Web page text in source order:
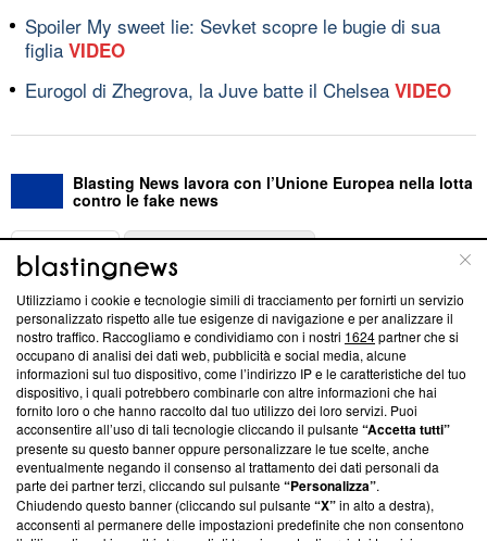
Spoiler My sweet lie: Sevket scopre le bugie di sua
figlia VIDEO
Eurogol di Zhegrova, la Juve batte il Chelsea VIDEO
Blasting News lavora con l’Unione Europea nella lotta
contro le fake news
ABOUT
Questa sezione offre informazioni trasparenti su Blasting
News, sui nostri processi editoriali e su come ci impegniamo a
creare news di qualità. Inoltre, afferma la nostra aderenza a
‘Trust Project - News with Integrity’Blasting News non è
ancora membro del programma, ma ha richiesto di farne
parte; Trust Project non ha ancora effettuato una verifica di
conformità agli standard.
Su di noi
Team editoriale
Utilizziamo i cookie e tecnologie simili di tracciamento per fornirti un servizio
personalizzato rispetto alle tue esigenze di navigazione e per analizzare il
nostro traffico. Raccogliamo e condividiamo con i nostri 1624partner che si
occupano di analisi dei dati web, pubblicità e social media, alcune
informazioni sul tuo dispositivo, come l’indirizzo IP e le caratteristiche del tuo
dispositivo, i quali potrebbero combinarle con altre informazioni che hai
fornito loro o che hanno raccolto dal tuo utilizzo dei loro servizi. Puoi
acconsentire all’uso di tali tecnologie cliccando il pulsante“Accetta tutti”
presente su questo banner oppure personalizzare le tue scelte, anche
eventualmente negando il consenso al trattamento dei dati personali da
parte dei partner terzi, cliccando sul pulsante“Personalizza”.
Chiudendo questo banner (cliccando sul pulsante“X”in alto a destra),
acconsenti al permanere delle impostazioni predefinite che non consentono